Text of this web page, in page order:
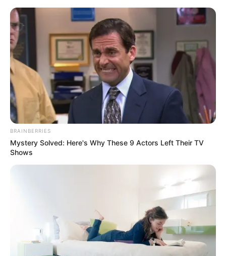
Stadtplan für Cavertitz online kaufen
Stadtplan online zeigen
Hier gibt es Stadtpläne, Kartenmaterial und Reiseliteratur
für
Cavertitz, die bei Amazon online erwerbbar sind, sowie
weitere Landkarten, Bücher und Reiseführer. Außerdem
kann derStadtplan für Cavertitz hier onlineaufgerufen
Alternativ kann außerdem hier der Straßen- und
Stadtpläne und Reiseliteratur für Cavertitz bei
Stadtplan Cavertitz - Reiseführer Cavertitz-
Straßenkarte
Deutschland-
Produktsuche
BRAINBERRIES
Mystery Solved: Here's Why These 9 Actors Left Their TV
Shows